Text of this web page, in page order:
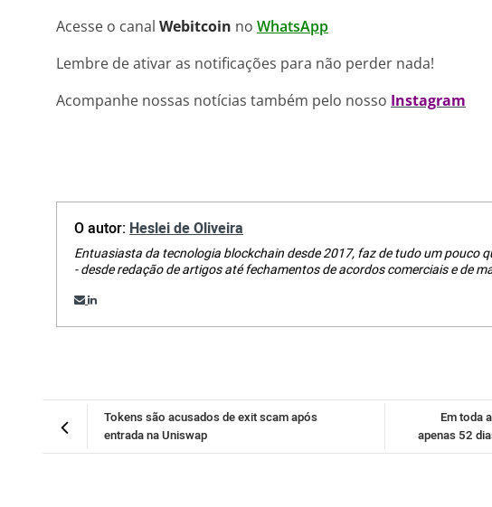
Acesse o canal Webitcoin no WhatsApp
Lembre de ativar as notificações para não perder nada!
Acompanhe nossas notícias também pelo nosso Instagram
O autor:Heslei de Oliveira
Entuasiasta da tecnologia blockchain desde 2017, faz de tudo um pouco
- desde redação de artigos até fechamentos de acordos comerciais e de
Em toda
apenas 52
Tokens são acusados de exit scam após
entrada na Uniswap